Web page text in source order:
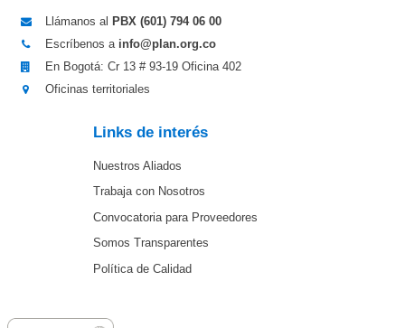
Llámanos al PBX (601) 794 06 00
Escríbenos a info@plan.org.co
En Bogotá: Cr 13 # 93-19 Oficina 402
Oficinas territoriales
Links de interés
Nuestros Aliados
Trabaja con Nosotros
Convocatoria para Proveedores
Somos Transparentes
Política de Calidad